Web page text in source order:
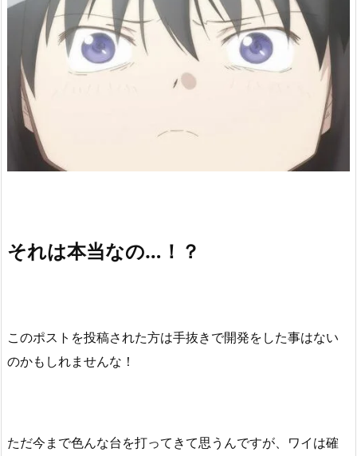
それは本当なの…！？
このポストを投稿された方は手抜きで開発をした事はない
のかもしれませんな！
ただ今まで色んな台を打ってきて思うんですが、ワイは確